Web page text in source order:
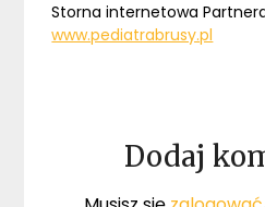
Storna internetowa
www.pediatrabrusy.pl
Dodaj